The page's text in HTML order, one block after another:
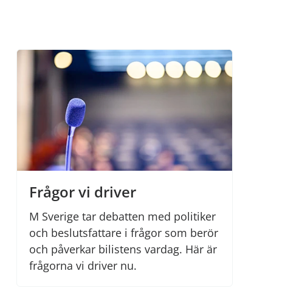
Frågor vi driver
M Sverige tar debatten med politiker
och beslutsfattare i frågor som berör
och påverkar bilistens vardag. Här är
frågorna vi driver nu.